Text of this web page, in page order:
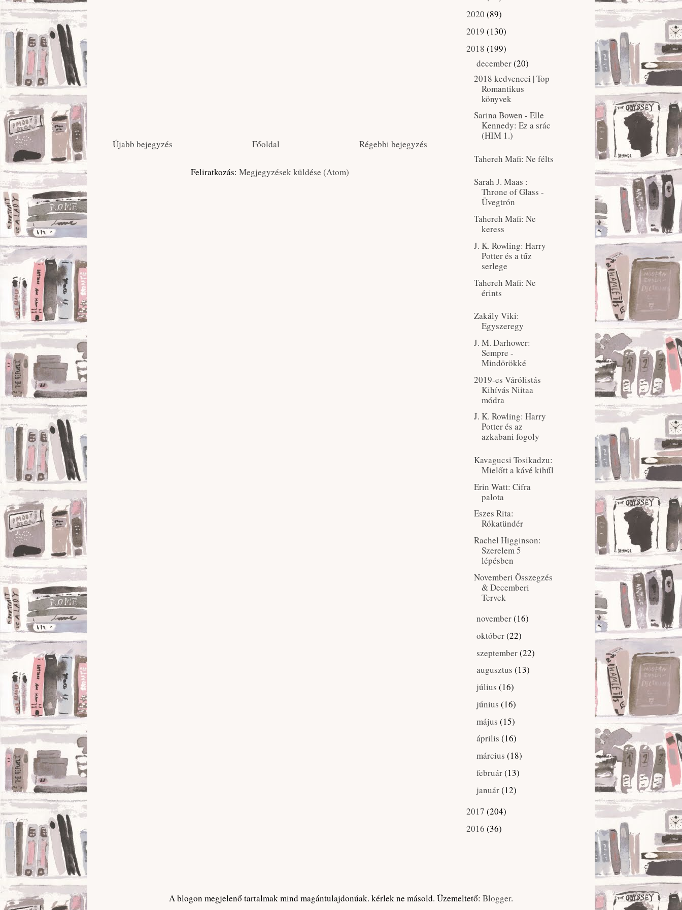
Újabb bejegyzés Régebbi bejegyzés
Főoldal
Feliratkozás: Megjegyzések küldése (Atom)
2020 (89)
2019 (130)
2018 (199)
▼december(20)
2018 kedvencei | Top
Romantikus
könyvek
Sarina Bowen - Elle
Kennedy: Ez ​a srác
(HIM 1.)
Tahereh Mafi: Ne félts
Sarah J. Maas :
Throne of Glass -
Üvegtrón
Tahereh Mafi: Ne
keress
J. K. Rowling: Harry
Potter és a tűz
serlege
Tahereh Mafi: Ne
érints
Zakály Viki:
Egyszeregy
J. M. Darhower:
Sempre -
Mindörökké
2019-es Várólistás
Kihívás Niitaa
módra
J. K. Rowling: Harry
Potter és az
azkabani fogoly
Kavagucsi Tosikadzu:
Mielőtt a kávé kihűl
Erin Watt: Cifra
palota
Eszes Rita:
Rókatündér
Rachel Higginson:
Szerelem 5
lépésben
Novemberi Összegzés
& Decemberi
Tervek
►november(16)
►október(22)
szeptember(22)
►augusztus(13)
július(16)
június(16)
►május(15)
►április(16)
►március(18)
►február(13)
január(12)
2017 (204)
2016 (36)
A blogon megjelenő tartalmak mind magántulajdonúak. kérlek ne másold. Üzemeltető: Blogger.